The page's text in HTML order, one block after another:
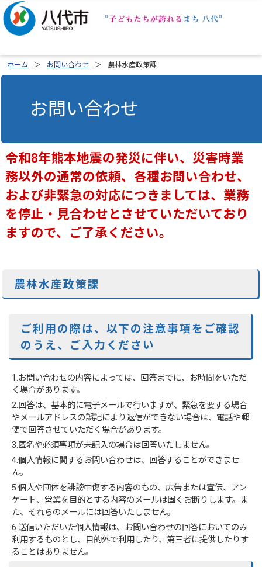
ホーム お問い合わせ 農林水産政策課
お問い合わせ
令和8年熊本地震の発災に伴い、災害時業
務以外の通常の依頼、各種お問い合わせ、
および非緊急の対応につきましては、業務
を停止・見合わせとさせていただいており
ますので、ご了承ください。
農林水産政策課
ご利用の際は、以下の注意事項をご確認
のうえ、ご入力ください
1.お問い合わせの内容によっては、回答までに、お時間をいただ
く場合があります。
2.回答は、基本的に電子メールで行いますが、緊急を要する場合
やメールアドレスの誤記により返信ができない場合は、電話や郵
便で回答させていただく場合があります。
3.匿名や必須事項が未記入の場合は回答いたしません。
4.個人情報に関するお問い合わせは、回答することができませ
ん。
5.個人や団体を誹謗中傷する内容のもの、広告または宣伝、アン
ケート、営業を目的とする内容のメールは固くお断りします。ま
た、それらのメールには回答いたしません。
6.送信いただいた個人情報は、お問い合わせの回答においてのみ
利用するものとし、目的外で利用したり、第三者に提供したりす
ることはありません。